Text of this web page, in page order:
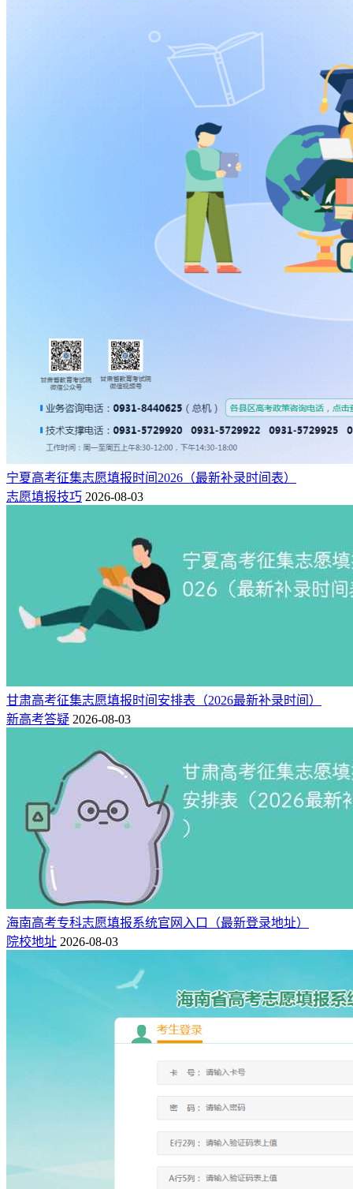
国家首批“211工程”大学，后入选为“985工程”大学，2017年入
农业工程、食品科学与工程、作物学、畜牧学、兽医学、草
学、植物保护、生物学、农业资源与环境等。
副部级大学名单及排名一览表（最新）
教育部直属大学名单及排名一览表（最新）
中国重点大学排名一览表（最新150强排名榜）
宁夏高考征集志愿填报时间2026（最新补录时间表）
志愿填报技巧 2026-08-03
甘肃高考征集志愿填报时间安排表（2026最新补录时间）
新高考答疑 2026-08-03
海南高考专科志愿填报系统官网入口（最新登录地址）
院校地址 2026-08-03